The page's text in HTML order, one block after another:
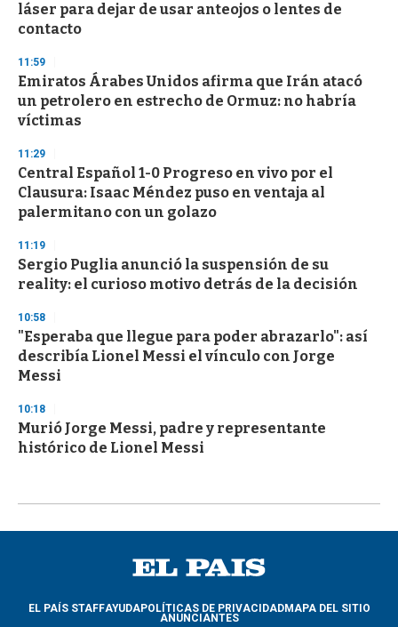
láser para dejar de usar anteojos o lentes de
contacto
11:59
Emiratos Árabes Unidos afirma que Irán atacó
un petrolero en estrecho de Ormuz: no habría
víctimas
11:29
Central Español 1-0 Progreso en vivo por el
Clausura: Isaac Méndez puso en ventaja al
palermitano con un golazo
11:19
Sergio Puglia anunció la suspensión de su
reality: el curioso motivo detrás de la decisión
10:58
"Esperaba que llegue para poder abrazarlo": así
describía Lionel Messi el vínculo con Jorge
Messi
10:18
Murió Jorge Messi, padre y representante
histórico de Lionel Messi
EL PAÍS STAFFAYUDAPOLÍTICAS DE PRIVACIDADMAPA DEL SITIO
ANUNCIANTES